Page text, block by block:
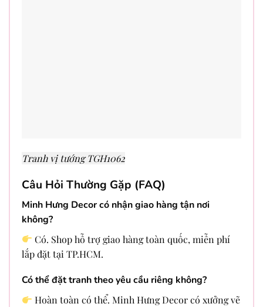
Tranh vị tướng TGH1062
Câu Hỏi Thường Gặp (FAQ)
Minh Hưng Decor có nhận giao hàng tận nơi
không?
Có. Shop hỗ trợ giao hàng toàn quốc, miễn phí
lắp đặt tại TP.HCM.
Có thể đặt tranh theo yêu cầu riêng không?
Hoàn toàn có thể. Minh Hưng Decor có xưởng vẽ